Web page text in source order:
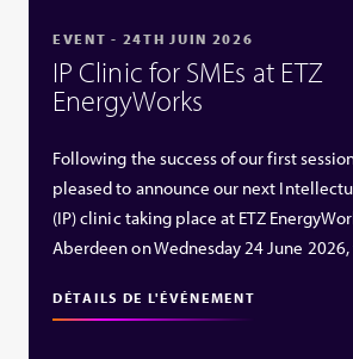
EVENT - 24TH JUIN 2026
IP Clinic for SMEs at ETZ
EnergyWorks
Following the success of our first
pleased to announce our next
(IP) clinic taking place at ETZ
Aberdeen on Wednesday 24 June
DÉTAILS DE L'ÉVÉNEMENT